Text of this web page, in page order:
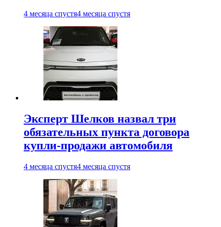
4 месяца спустя4 месяца спустя
Эксперт Шелков назвал три
обязательных пункта договора
купли-продажи автомобиля
4 месяца спустя4 месяца спустя